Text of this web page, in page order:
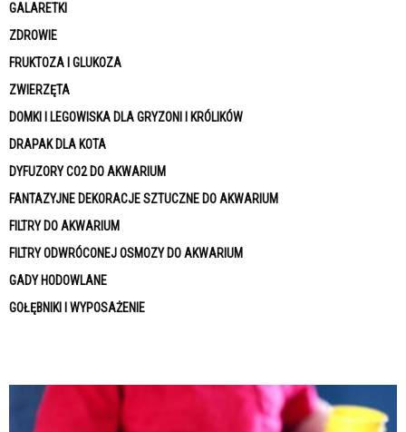
GALARETKI
ZDROWIE
FRUKTOZA I GLUKOZA
ZWIERZĘTA
DOMKI I LEGOWISKA DLA GRYZONI I KRÓLIKÓW
DRAPAK DLA KOTA
DYFUZORY CO2 DO AKWARIUM
FANTAZYJNE DEKORACJE SZTUCZNE DO AKWARIUM
FILTRY DO AKWARIUM
FILTRY ODWRÓCONEJ OSMOZY DO AKWARIUM
GADY HODOWLANE
GOŁĘBNIKI I WYPOSAŻENIE